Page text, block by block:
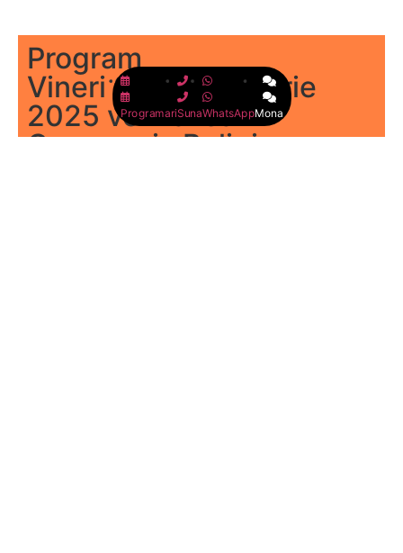
Program
Vineri 26 Septembrie
2025 vom avea
Ceremonia Religioasa ,
ProgramariSunaWhatsAppMona